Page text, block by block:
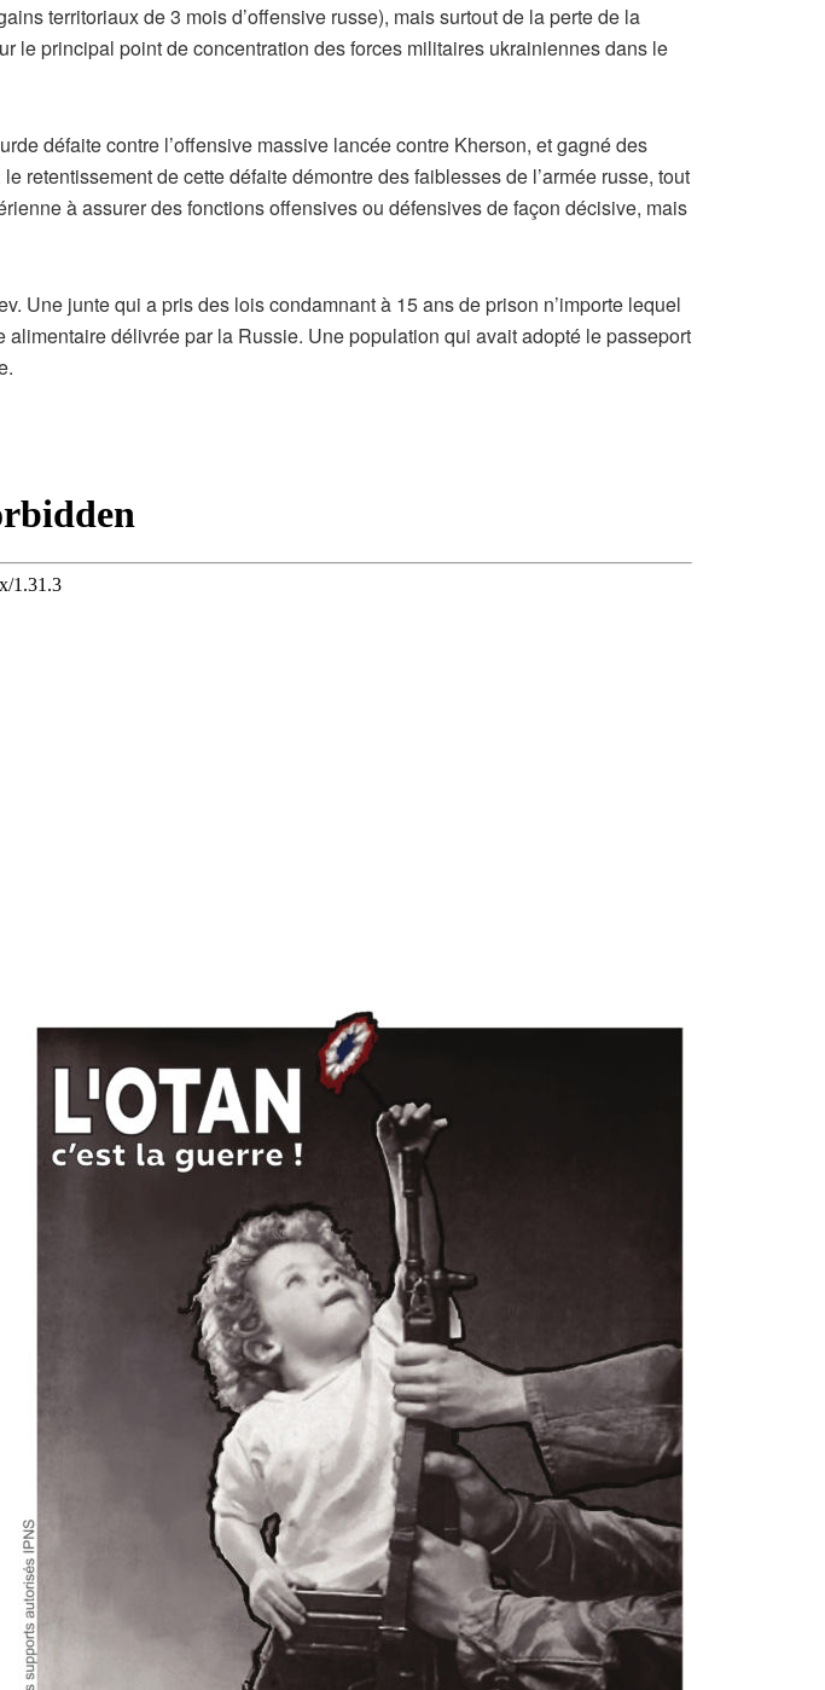
territoriaux de 3 mois d’offensive russe), mais surtout de la perte de la
le principal point de concentration des forces militaires ukrainiennes dans le
défaite contre l’offensive massive lancée contre Kherson, et gagné des
retentissement de cette défaite démontre des faiblesses de l’armée russe, tout
à assurer des fonctions offensives ou défensives de façon décisive, mais
Une junte qui a pris des lois condamnant à 15 ans de prison n’importe lequel
alimentaire délivrée par la Russie. Une population qui avait adopté le passeport